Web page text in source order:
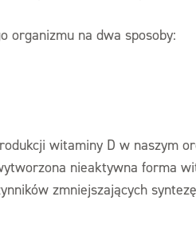
organizmu na dwa sposoby:
witaminy D w naszym
nieaktywna forma
zmniejszających